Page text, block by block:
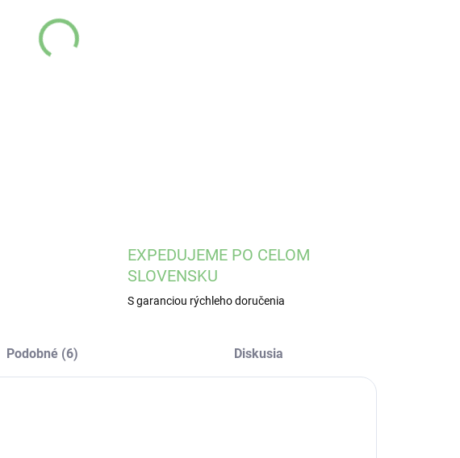
DO:
12.8.2026
EXPEDUJEME PO CELOM
SLOVENSKU
S garanciou rýchleho doručenia
Podobné (6) Diskusia